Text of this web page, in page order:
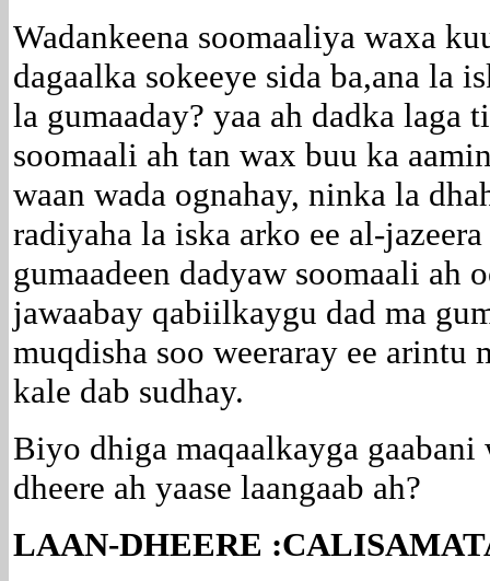
Wadankeena soomaaliya waxa
dagaalka sokeeye sida ba,ana la
la gumaaday? yaa ah dadka laga
soomaali ah tan wax buu ka
waan wada ognahay, ninka la
radiyaha la iska arko ee al-
gumaadeen dadyaw soomaali ah
jawaabay qabiilkaygu dad ma
muqdisha soo weeraray ee arintu
kale dab sudhay.
Biyo dhiga maqaalkayga
dheere ah yaase laangaab ah?
LAAN-DHEERE